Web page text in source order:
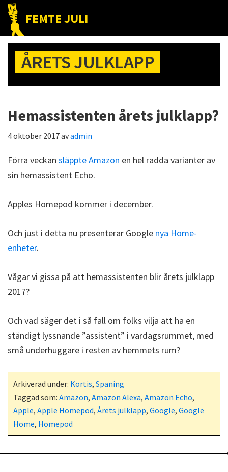
Hoppa
huvudnavigering
Hoppa
huvudinnehåll
Hoppa
det
primära
sidofältet
FEMTE JULI
Nätet
till
folket!ÅRETS JULKLAPP
Hemassistenten årets julklapp?
4 oktober 2017avadmin
Förra veckan släppte Amazon en hel radda varianter av
sin hemassistent Echo.
Apples Homepod kommer i december.
Och just i detta nu presenterar Google nya Home-
enheter.
Vågar vi gissa på att hemassistenten blir årets julklapp
2017?
Och vad säger det i så fall om folks vilja att ha en
ständigt lyssnande ”assistent” i vardagsrummet, med
små underhuggare i resten av hemmets rum?
Arkiverad under: Kortis, Spaning
Taggad som: Amazon, Amazon Alexa, Amazon Echo,
Apple, Apple Homepod, Årets julklapp, Google, Google
Home, Homepod